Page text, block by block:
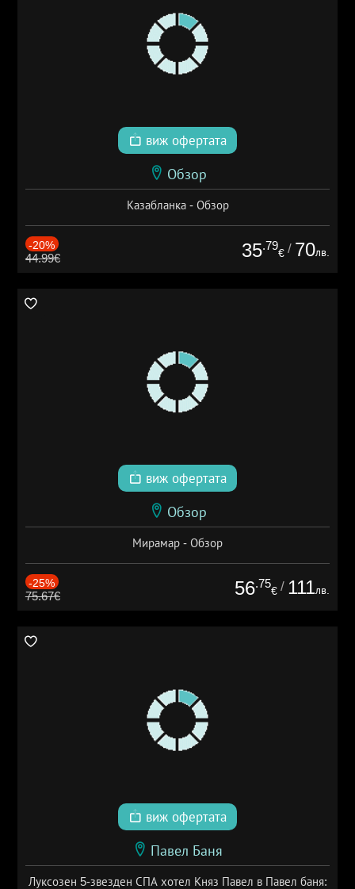
виж офертата
Обзор
Казабланка - Обзор
-20%
44.99€ 35.79
€ / 70лв.
виж офертата
Обзор
Мирамар - Обзор
-25%
75.67€ 56.75
€ / 111лв.
виж офертата
Павел Баня
Луксозен 5-звезден СПА хотел Княз Павел в Павел баня: